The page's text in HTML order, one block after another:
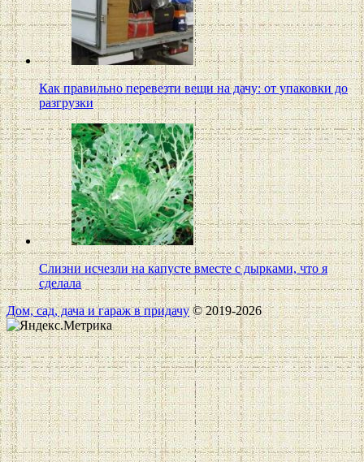
Как правильно перевезти вещи на дачу: от упаковки до
разгрузки
Слизни исчезли на капусте вместе с дырками, что я
сделала
Дом, сад, дача и гараж в придачу© 2019-2026